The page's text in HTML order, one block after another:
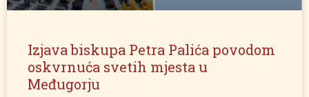
Izjava biskupa Petra Palića povodom
oskvrnuća svetih mjesta u
Međugorju